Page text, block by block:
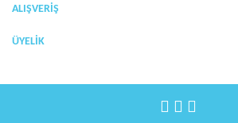
Gönder
ALIŞVERİŞ
ÜYELİK